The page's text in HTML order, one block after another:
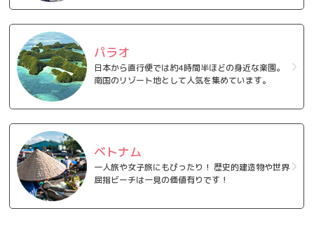
パラオ
日本から直行便では約4時間半ほどの身近な楽園。
南国のリゾート地として人気を集めています。
ベトナム
一人旅や女子旅にもぴったり！ 歴史的建造物や世界
屈指ビーチは一見の価値有りです！